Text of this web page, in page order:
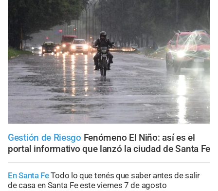
Gestión de Riesgo Fenómeno El Niño: así es el
portal informativo que lanzó la ciudad de Santa Fe
En Santa FeTodo lo que tenés que saber antes de salir
de casa en Santa Fe este viernes 7 de agosto